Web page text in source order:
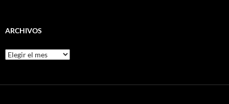
ARCHIVOS
Archivos